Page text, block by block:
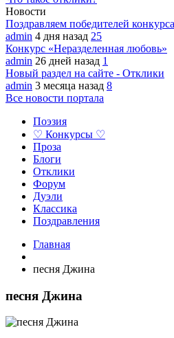
Новости
Поздравляем победителей
admin 4 дня назад 25
Конкурс «Неразделенная любовь»
admin 26 дней назад 1
Новый раздел на сайте - Отклики
admin 3 месяца назад 8
Все новости портала
Поэзия
♡ Конкурсы ♡
Проза
Блоги
Отклики
Форум
Дуэли
Классика
Поздравления
Главная
песня Джина
песня Джина